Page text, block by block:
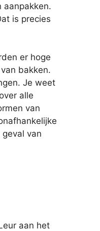
aanpakken.
is precies
er hoge
bakken.
Je weet
alle
van
van
aan het